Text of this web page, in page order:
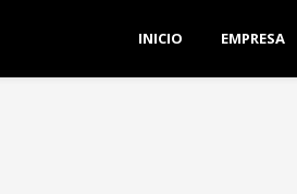
INICIO EMPRESA